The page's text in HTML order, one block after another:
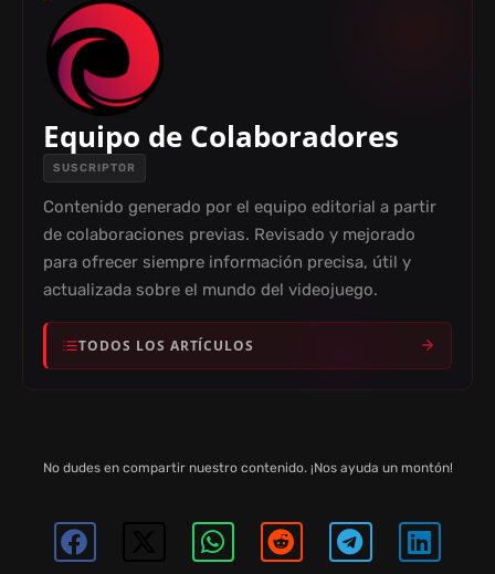
Equipo de Colaboradores
SUSCRIPTOR
Contenido generado por el equipo editorial a partir
de colaboraciones previas. Revisado y mejorado
para ofrecer siempre información precisa, útil y
actualizada sobre el mundo del videojuego.
TODOS LOS ARTÍCULOS
No dudes en compartir nuestro contenido. ¡Nos ayuda un montón!